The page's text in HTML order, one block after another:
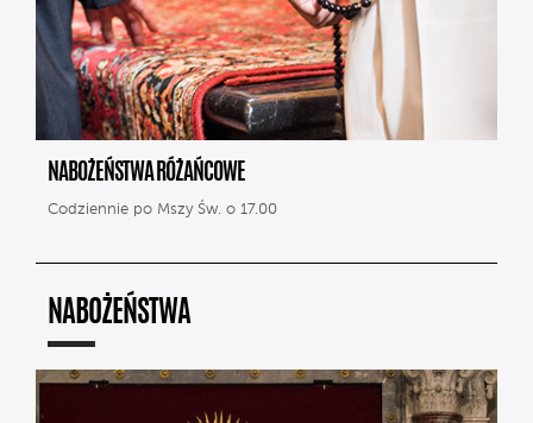
NABOŻEŃSTWA RÓŻAŃCOWE
Codziennie po Mszy Św. o 17.00
NABOŻEŃSTWA